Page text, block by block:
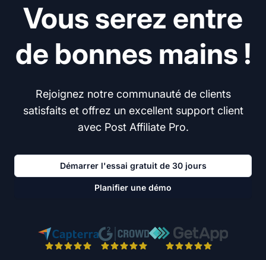
Vous serez entre
de bonnes mains !
Rejoignez notre communauté de clients
satisfaits et offrez un excellent support client
avec Post Affiliate Pro.
Démarrer l'essai gratuit de 30 jours
Planifier une démo